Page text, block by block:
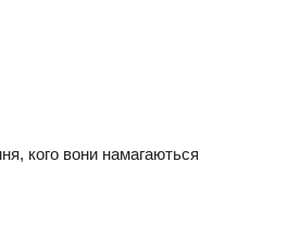
кого вони намагаються